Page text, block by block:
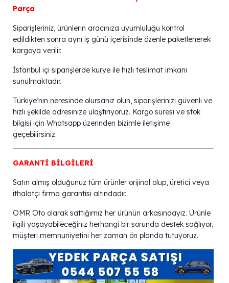
Parça
Siparişleriniz, ürünlerin aracınıza uyumluluğu kontrol
edildikten sonra aynı iş günü içerisinde özenle paketlenerek
kargoya verilir.
İstanbul içi siparişlerde kurye ile hızlı teslimat imkanı
sunulmaktadır.
Türkiye’nin neresinde olursanız olun, siparişlerinizi güvenli ve
hızlı şekilde adresinize ulaştırıyoruz. Kargo süresi ve stok
bilgisi için Whatsapp üzerinden bizimle iletişime
geçebilirsiniz.
GARANTİ BİLGİLERİ
Satın almış olduğunuz tüm ürünler orijinal olup, üretici veya
ithalatçı firma garantisi altındadır.
OMR Oto olarak sattığımız her ürünün arkasındayız. Ürünle
ilgili yaşayabileceğiniz herhangi bir sorunda destek sağlıyor,
müşteri memnuniyetini her zaman ön planda tutuyoruz.